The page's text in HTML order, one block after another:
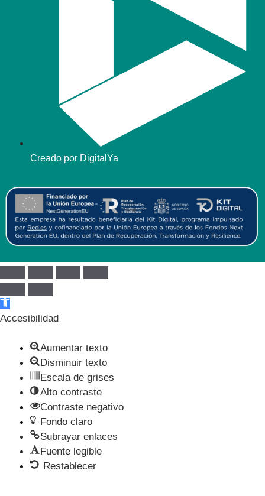
Creado por DigitalYa
Abrir barra de herramientas
Accesibilidad
Aumentar texto
Disminuir texto
Escala de grises
Alto contraste
Contraste negativo
Fondo claro
Subrayar enlaces
Fuente legible
Restablecer